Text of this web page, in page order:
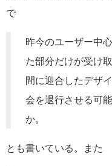
で
昨今のユーザー中
た部分だけが受け
間に迎合したデザ
会を退行させる可
か。
とも書いている。また